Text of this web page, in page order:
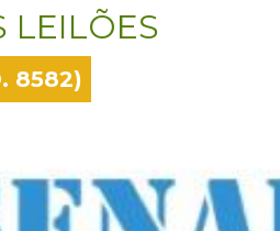
LEILÕES
8582)